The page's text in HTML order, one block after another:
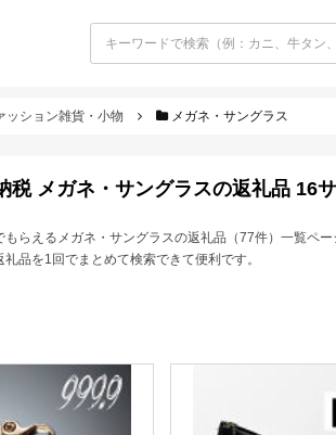
ッション雑貨・小物 メガネ・サングラス
税 メガネ・サングラスの返礼品 16
もらえるメガネ・サングラスの返礼品（77件）一覧ペ
品を1回でまとめて検索できて便利です。